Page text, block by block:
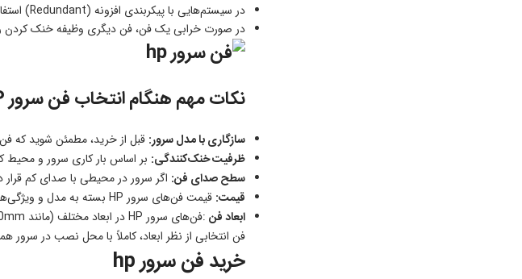
در سیستم‌هایی با پیکربندی افزونه (Redundant) استفاده می‌شوند.
در صورت خرابی یک فن، فن دیگری وظیفه خنک کردن
نکات مهم هنگام انتخاب فن سرور HP
سازگاری با مدل سرور: قبل از خرید، مطمئن شوید که
ظرفیت خنک‌کنندگی: بر اساس بار کاری سرور و محیط
سطح صدای فن: اگر سرور در محیطی با صدای کم قرار
قیمت: قیمت فن‌های سرور HP بسته به مدل و ویژگی‌های آن‌ها متفاوت است.
ابعاد فن
فن انتخابی از نظر ابعاد، کاملاً با محل نصب در سرور
خرید فن سرور hp